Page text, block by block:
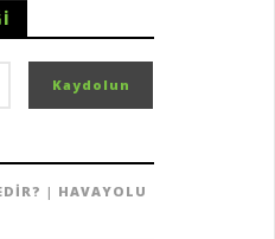
| HAVAYOLU